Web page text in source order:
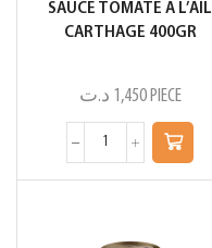
SAUCE TOMATE A L’AIL
CARTHAGE 400GR
1,450 د.ت PIECE